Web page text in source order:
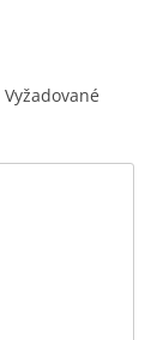
Vyžadované